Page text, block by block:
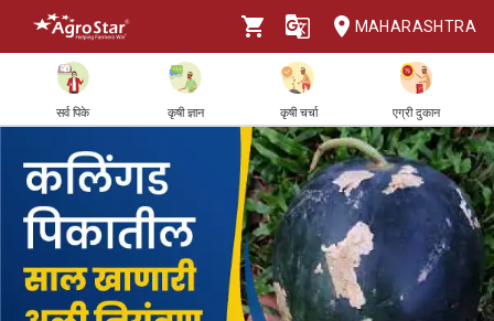
MAHARASHTRA
सर्व पिके कृषी ज्ञान कृषी चर्चा एग्री दुकान